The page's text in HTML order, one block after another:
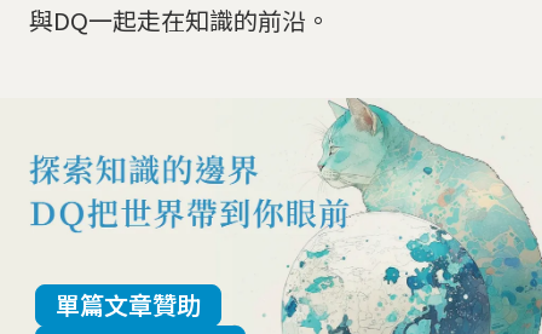
與DQ一起走在知識的前沿。
單篇文章贊助